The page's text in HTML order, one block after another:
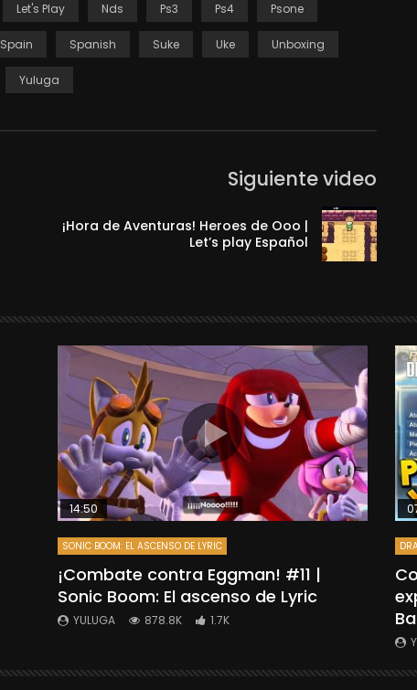
Let's Play Nds Ps3 Ps4 Psone
Spain Spanish Suke Uke Unboxing
Yuluga
Siguiente video
¡Hora de Aventuras! Heroes de Ooo |
Let’s play Español
14:50
SONIC BOOM: EL ASCENSO DE LYRIC
¡Combate contra Eggman! #11 |
Sonic Boom: El ascenso de Lyric
YULUGA 878.8K 1.7K